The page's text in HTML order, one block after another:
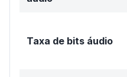
Taxa de bits áudio